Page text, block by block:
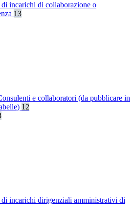
incarichi di collaborazione o
13
e collaboratori (da pubblicare in
12
incarichi dirigenziali amministrativi di